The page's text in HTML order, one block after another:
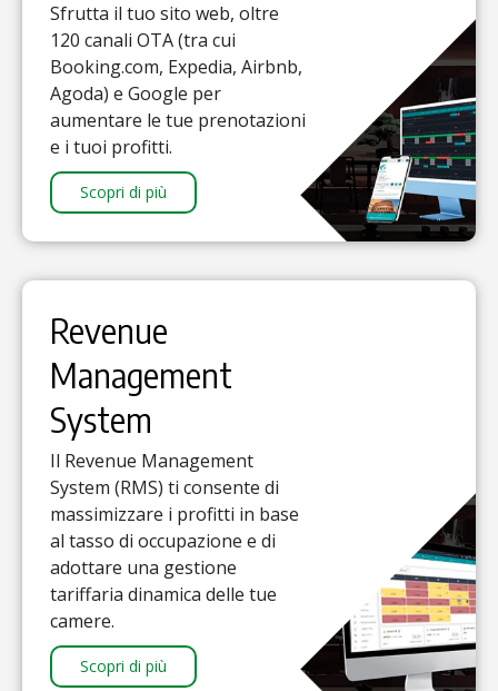
Sfrutta il tuo sito web, oltre
120 canali OTA (tra cui
Booking.com, Expedia, Airbnb,
Agoda) e Google per
aumentare le tue prenotazioni
e i tuoi profitti.
Scopri di più
Revenue
Management
System
Il Revenue Management
System (RMS) ti consente di
massimizzare i profitti in base
al tasso di occupazione e di
adottare una gestione
tariffaria dinamica delle tue
camere.
Scopri di più